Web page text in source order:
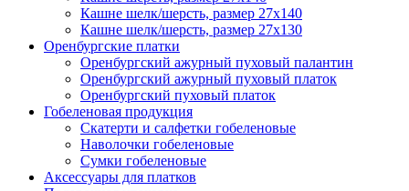
Кашне шелк/шерсть, размер 27х140
Кашне шелк/шерсть, размер 27х130
Оренбургские платки
Оренбургский ажурный пуховый палантин
Оренбургский ажурный пуховый платок
Оренбургский пуховый платок
Гобеленовая продукция
Скатерти и салфетки гобеленовые
Наволочки гобеленовые
Сумки гобеленовые
Аксессуары для платков